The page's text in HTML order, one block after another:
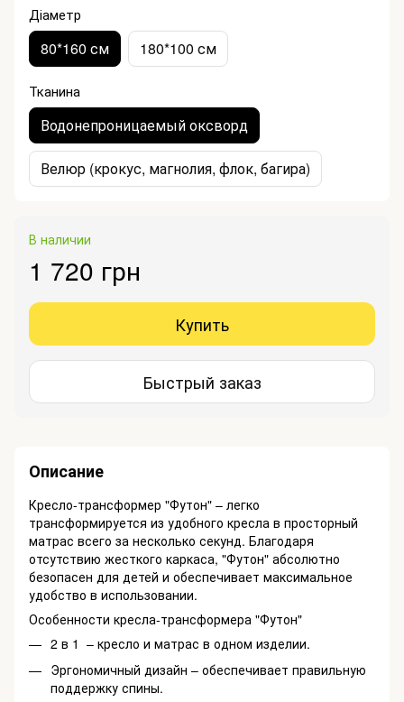
Діаметр
80*160 см 180*100 см
Тканина
Водонепроницаемый оксворд
Велюр (крокус, магнолия, флок, багира)
В наличии
1 720 грн
Купить
Быстрый заказ
Описание
Кресло-трансформер "Футон" – легко
трансформируется из удобного кресла в просторный
матрас всего за несколько секунд. Благодаря
отсутствию жесткого каркаса, "Футон" абсолютно
безопасен для детей и обеспечивает максимальное
удобство в использовании.
Особенности кресла-трансформера "Футон"
2 в 1 – кресло и матрас в одном изделии.
Эргономичный дизайн – обеспечивает правильную
поддержку спины.